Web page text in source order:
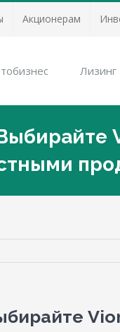
Акционерам
Лизинг